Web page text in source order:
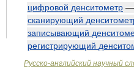
цифровой денситометр —
сканирующий
записывающий
регистрирующий
Русско-английский научный